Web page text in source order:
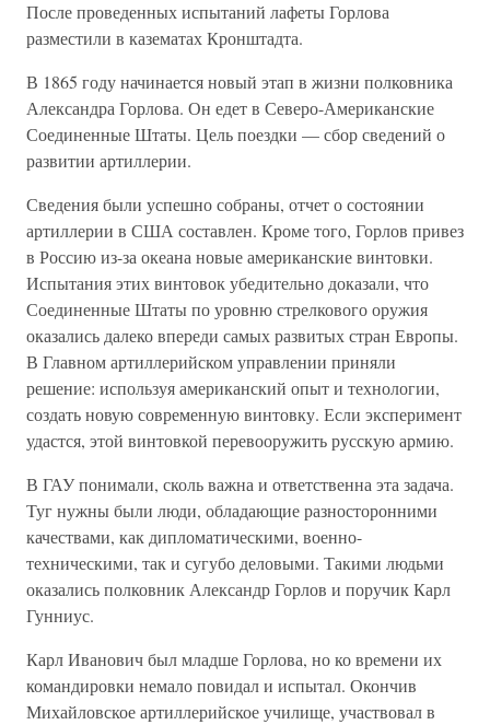
После проведенных испытаний лафеты Горлова
разместили в казематах Кронштадта.
В 1865 году начинается новый этап в жизни полковника
Александра Горлова. Он едет в Северо-Американские
Соединенные Штаты. Цель поездки — сбор сведений о
развитии артиллерии.
Сведения были успешно собраны, отчет о состоянии
артиллерии в США составлен. Кроме того, Горлов привез
в Россию из-за океана новые американские винтовки.
Испытания этих винтовок убедительно доказали, что
Соединенные Штаты по уровню стрелкового оружия
оказались далеко впереди самых развитых стран Европы.
В Главном артиллерийском управлении приняли
решение: используя американский опыт и технологии,
создать новую современную винтовку. Если эксперимент
удастся, этой винтовкой перевооружить русскую армию.
В ГАУ понимали, сколь важна и ответственна эта задача.
Туг нужны были люди, обладающие разносторонними
качествами, как дипломатическими, военно-
техническими, так и сугубо деловыми. Такими людьми
оказались полковник Александр Горлов и поручик Карл
Гунниус.
Карл Иванович был младше Горлова, но ко времени их
командировки немало повидал и испытал. Окончив
Михайловское артиллерийское училище, участвовал в